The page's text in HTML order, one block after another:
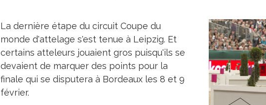
La dernière étape du circuit Coupe du
monde d'attelage s'est tenue à Leipzig. Et
certains atteleurs jouaient gros puisqu'ils se
devaient de marquer des points pour la
finale qui se disputera à Bordeaux les 8 et 9
février.